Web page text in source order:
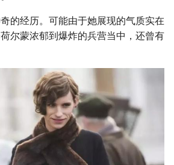
的经历。可能由于她展现的气质实在
尔蒙浓郁到爆炸的兵营当中，还曾有